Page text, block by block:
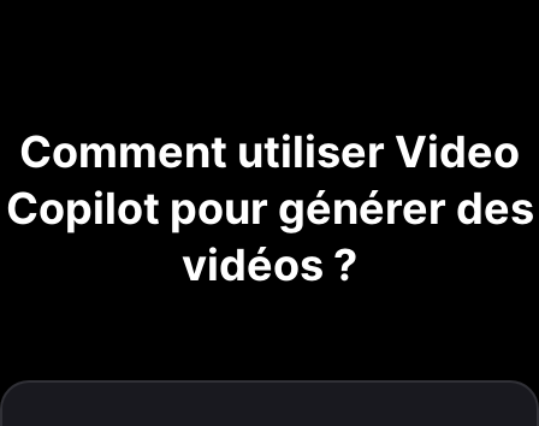
Comment utiliser Video
Copilot pour générer des
vidéos ?